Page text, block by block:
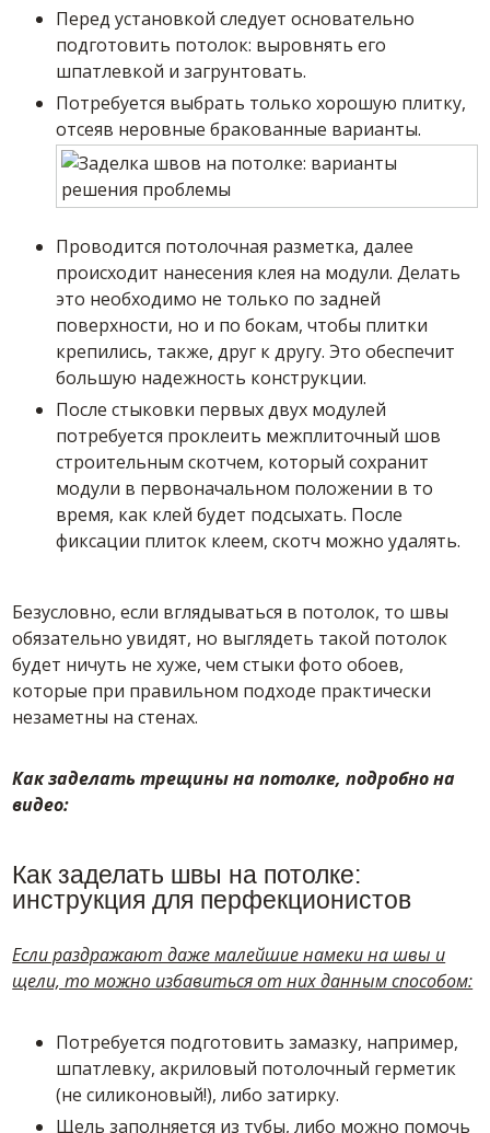
Перед установкой следует основательно
подготовить потолок: выровнять его
шпатлевкой и загрунтовать.
Потребуется выбрать только хорошую плитку,
отсеяв неровные бракованные варианты.
Проводится потолочная разметка, далее
происходит нанесения клея на модули. Делать
это необходимо не только по задней
поверхности, но и по бокам, чтобы плитки
крепились, также, друг к другу. Это обеспечит
большую надежность конструкции.
После стыковки первых двух модулей
потребуется проклеить межплиточный шов
строительным скотчем, который сохранит
модули в первоначальном положении в то
время, как клей будет подсыхать. После
фиксации плиток клеем, скотч можно удалять.
Безусловно, если вглядываться в потолок, то швы
обязательно увидят, но выглядеть такой потолок
будет ничуть не хуже, чем стыки фото обоев,
которые при правильном подходе практически
незаметны на стенах.
Как заделать трещины на потолке, подробно на
видео:
Как заделать швы на потолке:
инструкция для перфекционистов
Если раздражают даже малейшие намеки на швы и
щели, то можно избавиться от них данным способом:
Потребуется подготовить замазку, например,
шпатлевку, акриловый потолочный герметик
(не силиконовый!), либо затирку.
Щель заполняется из тубы, либо можно помочь